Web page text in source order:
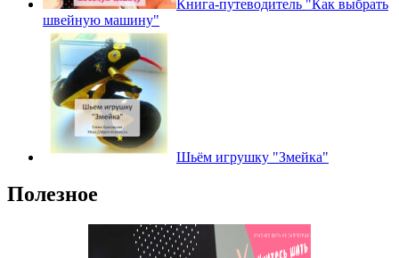
Книга-путеводитель "Как выбрать
швейную машину"
Шьём игрушку "Змейка"
Полезное